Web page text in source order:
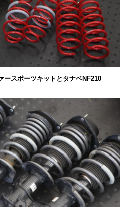
ースポーツキットとタナベNF210